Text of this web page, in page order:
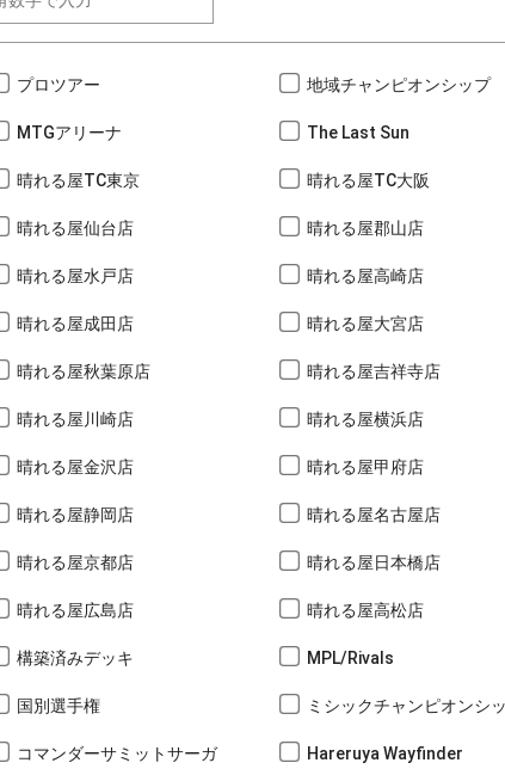
プロツアー 地域チャンピオンシップ
MTGアリーナ The Last Sun
晴れる屋TC東京 晴れる屋TC大阪
晴れる屋仙台店 晴れる屋郡山店
晴れる屋水戸店 晴れる屋高崎店
晴れる屋成田店 晴れる屋大宮店
晴れる屋秋葉原店 晴れる屋吉祥寺店
晴れる屋川崎店 晴れる屋横浜店
晴れる屋金沢店 晴れる屋甲府店
晴れる屋静岡店 晴れる屋名古屋店
晴れる屋京都店 晴れる屋日本橋店
晴れる屋広島店 晴れる屋高松店
構築済みデッキ MPL/Rivals
国別選手権 ミシックチャンピオンシ
コマンダーサミットサーガ Hareruya Wayfinder